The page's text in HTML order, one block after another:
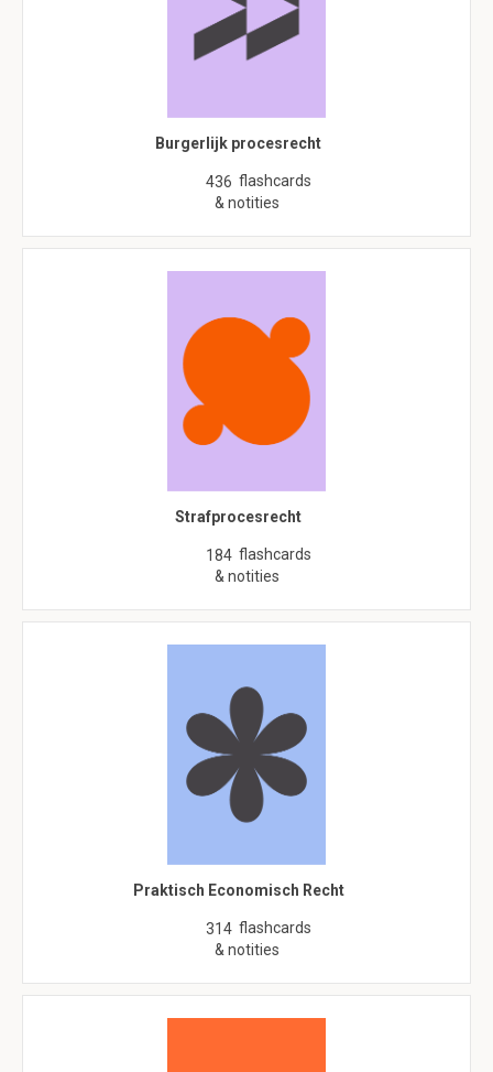
Burgerlijk procesrecht
436 flashcards
& notities
Strafprocesrecht
184 flashcards
& notities
Praktisch Economisch Recht
314 flashcards
& notities